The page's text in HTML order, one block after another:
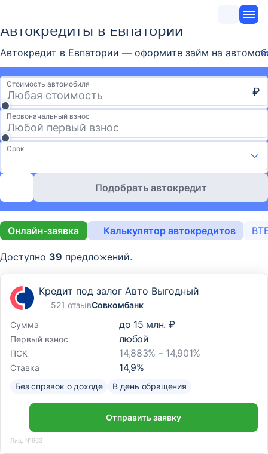
Автокредиты в Евпатории
Автокредит в Евпатории — оформите займ на
Стоимость автомобиля
₽
Первоначальный взнос
Срок
Подобрать автокредит
Онлайн-заявка Калькулятор автокредитов
Доступно 39 предложений.
Кредит под залог Авто Выгодный
521 отзывСовкомбанк
Сумма
до 15 млн. ₽
Первый взнос любой
ПСК 14,883% – 14,901%
Ставка 14,9%
Без справок о доходе В день обращения
Отправить заявку
Лиц. №963